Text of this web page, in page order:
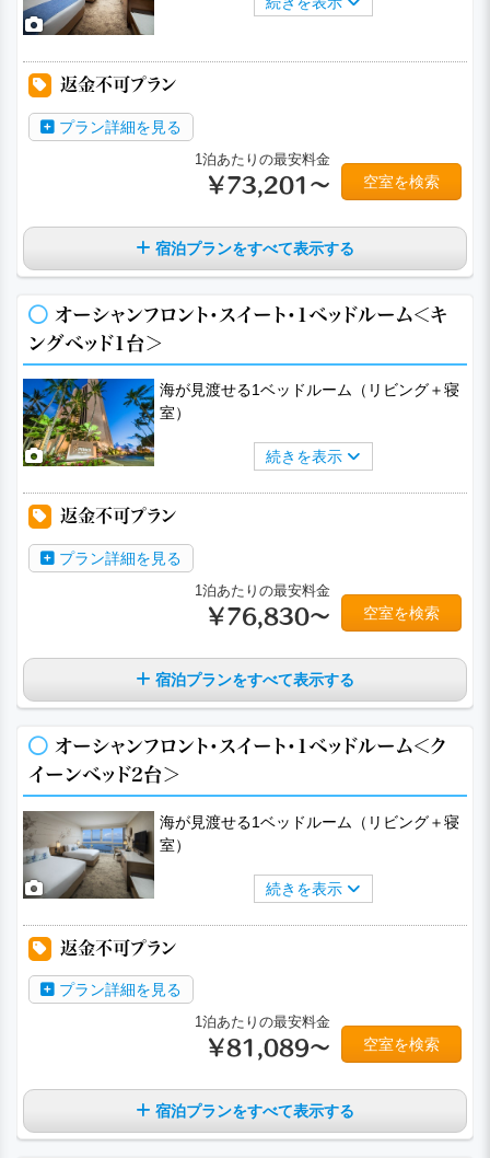
返金不可プラン
プラン詳細を見る
1泊あたりの最安料金
￥73,201～ 空室を検索
宿泊プランをすべて表示する
オーシャンフロント・スイート・1ベッドルーム＜キ
ングベッド1台＞
海が見渡せる1ベッドルーム（リビング＋寝
室）
続きを表示
返金不可プラン
プラン詳細を見る
1泊あたりの最安料金
￥76,830～ 空室を検索
宿泊プランをすべて表示する
オーシャンフロント・スイート・1ベッドルーム＜ク
イーンベッド2台＞
海が見渡せる1ベッドルーム（リビング＋寝
室）
続きを表示
返金不可プラン
プラン詳細を見る
1泊あたりの最安料金
￥81,089～ 空室を検索
宿泊プランをすべて表示する